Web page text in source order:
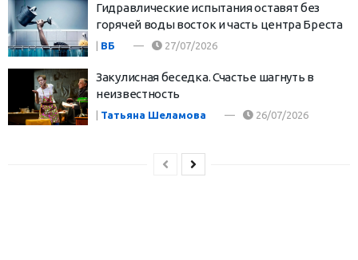
Гидравлические испытания оставят без
горячей воды восток и часть центра Бреста
ВБ 27/07/2026
Закулисная беседка. Счастье шагнуть в
неизвестность
| Татьяна Шеламова 26/07/2026